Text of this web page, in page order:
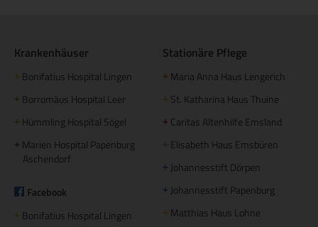
Krankenhäuser
+ Bonifatius Hospital Lingen
+ Borromäus Hospital Leer
+ Hümmling Hospital Sögel
+ Marien Hospital Papenburg
Aschendorf
Facebook
+ Bonifatius Hospital Lingen
Stationäre Pflege
+ Maria Anna Haus Lengerich
+ St. Katharina Haus Thuine
+ Caritas Altenhilfe Emsland
Elisabeth Haus Emsbüren
+ Johannesstift Dörpen
+ Johannesstift Papenburg
+ Matthias Haus Lohne